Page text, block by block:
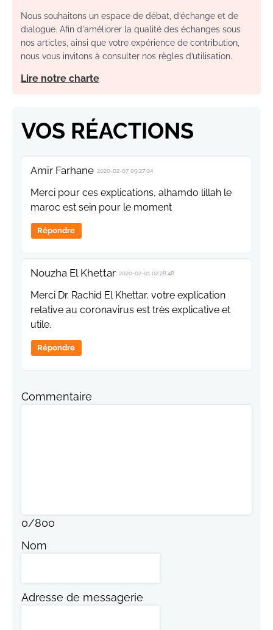
Nous souhaitons un espace de débat, d’échange et de
dialogue. Afin d'améliorer la qualité des échanges sous
nos articles, ainsi que votre expérience de contribution,
nous vous invitons à consulter nos règles d’utilisation.
Lire notre charte
VOS RÉACTIONS
Amir Farhane 2020-02-07 09:27:04
Merci pour ces explications, alhamdo lillah le
maroc est sein pour le moment
Répondre
Nouzha El Khettar 2020-02-01 02:28:48
Merci Dr. Rachid El Khettar, votre explication
relative au coronavirus est très explicative et
utile.
Répondre
Commentaire
0/800
Nom
Adresse de messagerie